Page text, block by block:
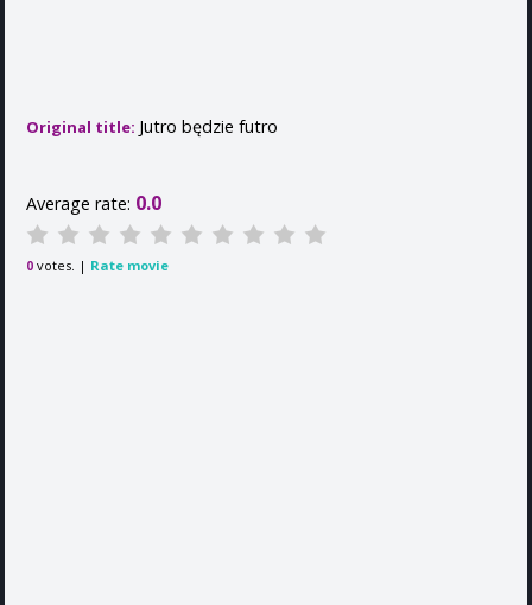
Original title: Jutro będzie futro
Average rate: 0.0
0 votes. | Rate movie